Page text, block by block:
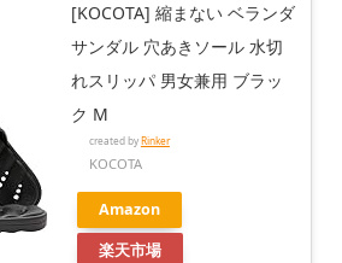
[KOCOTA] 縮まない ベランダ
サンダル 穴あきソール 水切
れスリッパ 男女兼用 ブラッ
ク M
created by Rinker
KOCOTA
Amazon
楽天市場